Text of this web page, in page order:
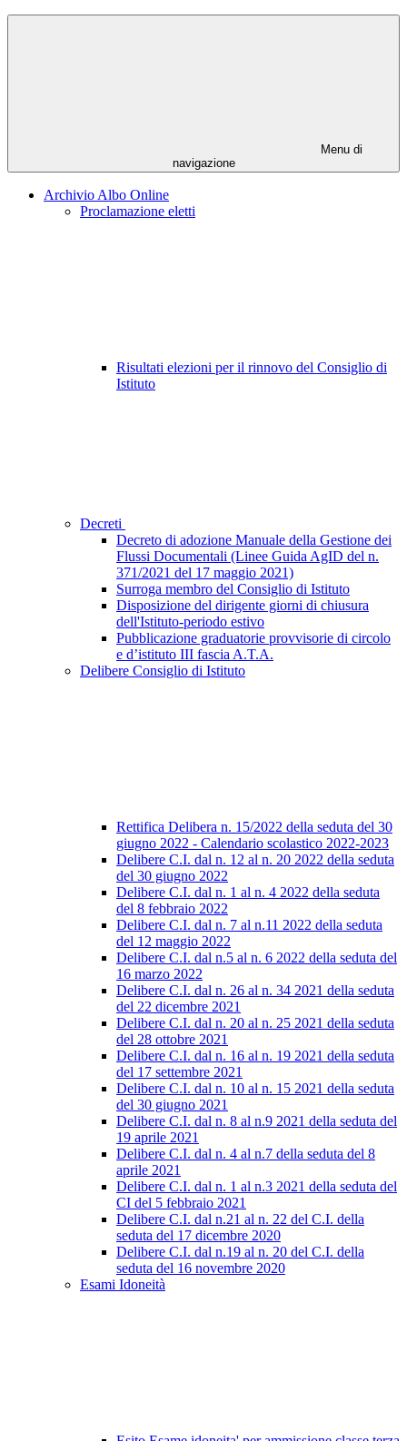
Menu di
navigazione
Archivio Albo Online
Proclamazione eletti
Risultati elezioni per il rinnovo del Consiglio di
Istituto
Decreti
Decreto di adozione Manuale della Gestione dei
Flussi Documentali (Linee Guida AgID del n.
371/2021 del 17 maggio 2021)
Surroga membro del Consiglio di Istituto
Disposizione del dirigente giorni di chiusura
dell'Istituto-periodo estivo
Pubblicazione graduatorie provvisorie di circolo
e d’istituto III fascia A.T.A.
Delibere Consiglio di Istituto
Rettifica Delibera n. 15/2022 della seduta del 30
giugno 2022 - Calendario scolastico 2022-2023
Delibere C.I. dal n. 12 al n. 20 2022 della seduta
del 30 giugno 2022
Delibere C.I. dal n. 1 al n. 4 2022 della seduta
del 8 febbraio 2022
Delibere C.I. dal n. 7 al n.11 2022 della seduta
del 12 maggio 2022
Delibere C.I. dal n.5 al n. 6 2022 della seduta del
16 marzo 2022
Delibere C.I. dal n. 26 al n. 34 2021 della seduta
del 22 dicembre 2021
Delibere C.I. dal n. 20 al n. 25 2021 della seduta
del 28 ottobre 2021
Delibere C.I. dal n. 16 al n. 19 2021 della seduta
del 17 settembre 2021
Delibere C.I. dal n. 10 al n. 15 2021 della seduta
del 30 giugno 2021
Delibere C.I. dal n. 8 al n.9 2021 della seduta del
19 aprile 2021
Delibere C.I. dal n. 4 al n.7 della seduta del 8
aprile 2021
Delibere C.I. dal n. 1 al n.3 2021 della seduta del
CI del 5 febbraio 2021
Delibere C.I. dal n.21 al n. 22 del C.I. della
seduta del 17 dicembre 2020
Delibere C.I. dal n.19 al n. 20 del C.I. della
seduta del 16 novembre 2020
Esami Idoneità